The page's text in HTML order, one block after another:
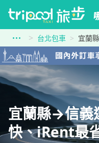
台北包車 宜蘭
宜蘭縣→信義
快、iRent最